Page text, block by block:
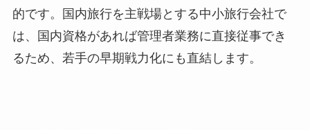
的です。国内旅行を主戦場とする中小旅行会社で
は、国内資格があれば管理者業務に直接従事でき
るため、若手の早期戦力化にも直結します。